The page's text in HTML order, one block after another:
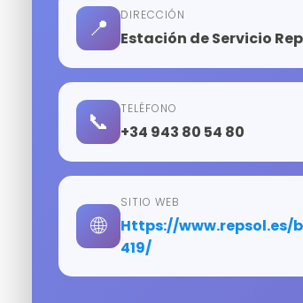
📍 DIRECCIÓN
Estación de Servicio
📞 TELÉFONO
+34 943 80 54 80
🌐
SITIO WEB
https://www.repsol.es/buscador-eess-y-puntos-de-recarga/gipuzkoa/beasain/cr-n-1-pk-
419/